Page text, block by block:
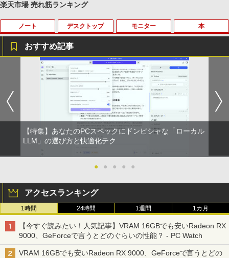
楽天市場 売れ筋ランキング
ノート
【期間限定破格金額！】新生活 新古品 W
in11搭載 パソコンノートパソコンoffice
付き 初心者向けノートPC 初期設定済 1
5.6型 インテル高速CPU ランダムで発送
メモリ4GB～ 高速SSD1TB 最大 フルHD
Webカメラ zoom 軽量薄型 無線 型番更
新で在庫処分
￥12,980
HD / 第7世代 Core i3-7100U /中古ノート
パソコン win11 office付・整備済み品・
メモリ8GB / 高速SSD搭載 / Webカメラ /
HDMI・VGA / WiFi / 超軽量モバイルノー
￥14,800
デスクトップ モニター
【マラソンセール期間中ポイント5倍】中
古モニター 19インチ スクエア SXGA 12
80x1024 IPSパネル ノングレア DELL P1
917S HDMI DisplayPort VGA USBハブ
搭載 動作確認済み 30日保証 送料無料
￥6,980
2
【期間限定10%OFFクーポン 8/12 10時
まで】 ゲーミングモニター 24.5インチ F
×1 DP1.4×1 Adaptive Sync対応 フリッ
カーフリー ブルーライトカット モニター
ディスプレイ MAXZEN MGM25IC04-F2
40
￥12,980
本
BARFOUT! SPECIAL EDITION EARLY
AUTUMN 2026 / TIME TRAVEL 岩本 照
（Snow Man） [ ブラウンズブックス ]
￥1,870
2026年度版 英検準2級 過去6回全問題集
￥1,870
3
【全巻】 ドラフトキング 1-25巻セット
（ヤングジャンプコミックス） [ クロマ
ツ テツロウ ]
￥17,666
おすすめ記事
【特集】あなたのPCスペックにドンピシャな「ローカル
LLM」の選び方と快適化テク
● ● ● ● ●
アクセスランキング
1時間 24時間 1週間 1カ月
【今すぐ読みたい！人気記事】VRAM 16GBでも安いRadeon RX
9000、GeForceで言うとどのぐらいの性能？ - PC Watch
VRAM 16GBでも安いRadeon RX 9000、GeForceで言うとどの